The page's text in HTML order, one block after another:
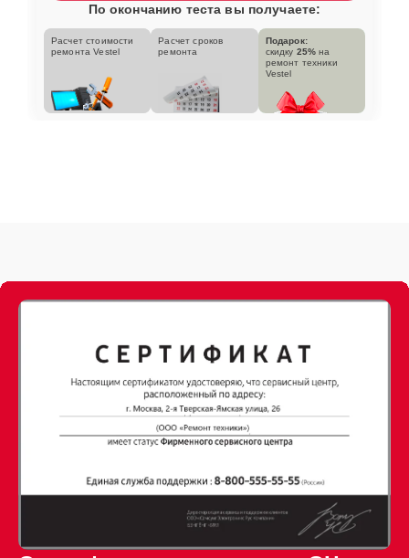
По окончанию теста вы получаете:
Расчет стоимости
ремонта Vestel
Расчет сроков
ремонта
Подарок:
скидку 25% на
ремонт техники
Vestel